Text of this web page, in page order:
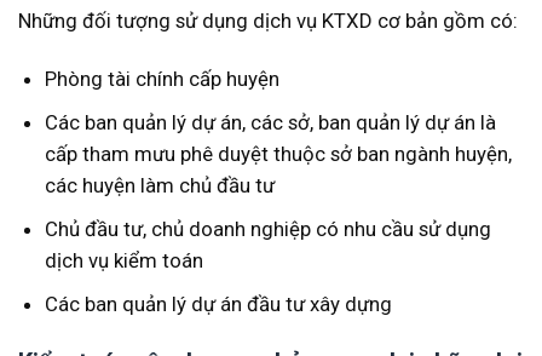
Những đối tượng sử dụng dịch vụ KTXD cơ bản gồm có:
Phòng tài chính cấp huyện
Các ban quản lý dự án, các sở, ban quản lý dự án là
cấp tham mưu phê duyệt thuộc sở ban ngành huyện,
các huyện làm chủ đầu tư
Chủ đầu tư, chủ doanh nghiệp có nhu cầu sử dụng
dịch vụ kiểm toán
Các ban quản lý dự án đầu tư xây dựng